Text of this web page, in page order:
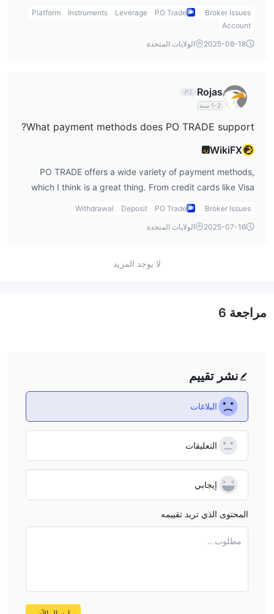
Cryptocurrencies, which I personally find appealing. I
enjoy having access to a variety of markets, but I also
noticed that there are no bonds or ETFs available, which
for traders who prefer a limited selection of assets.
Broker Issues
PO Trade
Leverage
Instruments
Platform
Account
2025-08-18
الولايات المتحدة
Rojas
1-2 سنة
What payment methods does PO TRADE support?
WikiFXرد
PO TRADE offers a wide variety of payment methods,
which I think is a great thing. From credit cards like Visa
and MasterCard to bank transfers and cryptocurrencies, I
cryptocurrency to fund my account, and I found it to be a
payment options, I’d recommend checking out the PO
Broker Issues
PO Trade
Deposit
Withdrawal
2025-07-16
الولايات المتحدة
لا يوجد المزيد
نشر تقييم
البلاغات
التعليقات
إيجابي
المحتوى الذي تريد تقييمه
مطلوب...
مراجعة